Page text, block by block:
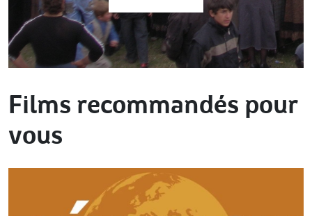
Films recommandés pour
vous